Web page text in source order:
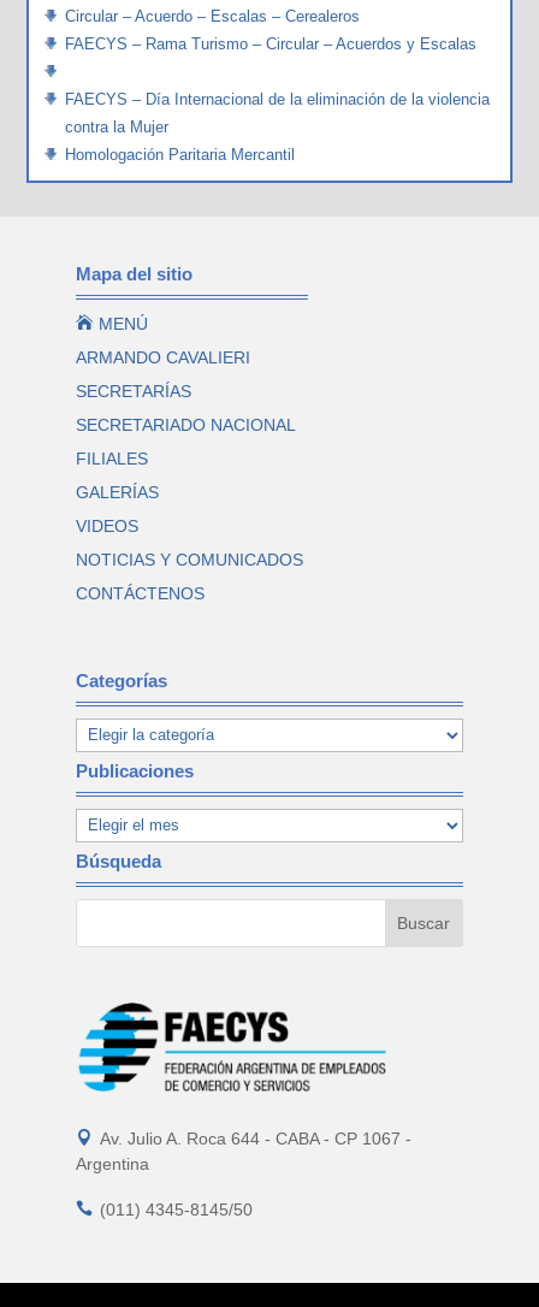
Circular – Acuerdo – Escalas – Cerealeros
FAECYS – Rama Turismo – Circular – Acuerdos y Escalas
FAECYS – Día Internacional de la eliminación de la violencia
contra la Mujer
Homologación Paritaria Mercantil
Mapa del sitio
 MENÚ
ARMANDO CAVALIERI
SECRETARÍAS
SECRETARIADO NACIONAL
FILIALES
GALERÍAS
VIDEOS
NOTICIAS Y COMUNICADOS
CONTÁCTENOS
Categorías
Publicaciones
Búsqueda
 Av. Julio A. Roca 644 - CABA - CP 1067 -
Argentina
 (011) 4345-8145/50